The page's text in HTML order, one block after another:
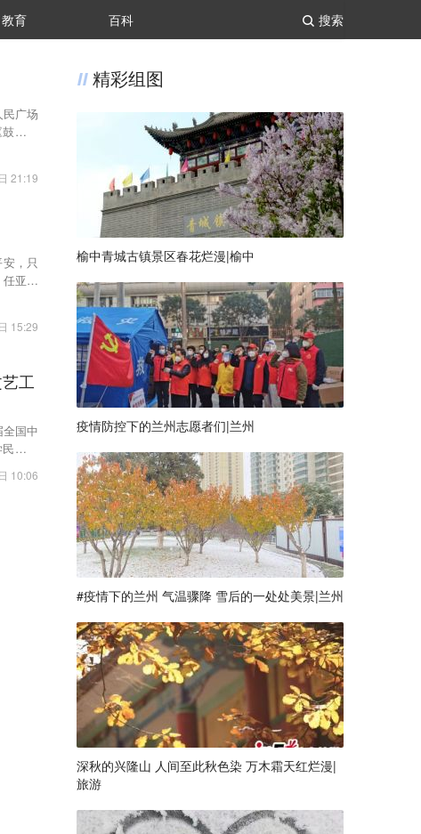
搜索
教育 百科
广场
舞陇
21:19
，只
亚琴
15:29
工
国中
间美
10:06
精彩组图
榆中青城古镇景区春花烂漫|榆中
疫情防控下的兰州志愿者们|兰州
#疫情下的兰州 气温骤降 雪后的一处处美景|兰州
深秋的兴隆山 人间至此秋色染 万木霜天红烂漫|
旅游